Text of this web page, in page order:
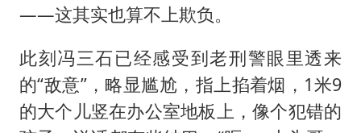
——这其实也算不上欺负。
此刻冯三石已经感受到老刑警眼里透来
的“敌意”，略显尴尬，指上掐着烟，1米9
的大个儿竖在办公室地板上，像个犯错的